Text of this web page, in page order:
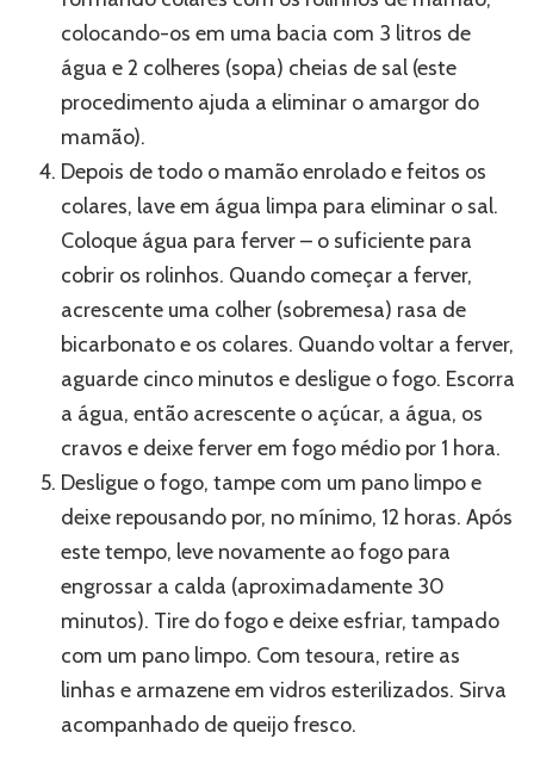
colocando-os em uma bacia com 3 litros de
água e 2 colheres (sopa) cheias de sal (este
procedimento ajuda a eliminar o amargor do
mamão).
Depois de todo o mamão enrolado e feitos os
colares, lave em água limpa para eliminar o sal.
Coloque água para ferver – o suficiente para
cobrir os rolinhos. Quando começar a ferver,
acrescente uma colher (sobremesa) rasa de
bicarbonato e os colares. Quando voltar a ferver,
aguarde cinco minutos e desligue o fogo. Escorra
a água, então acrescente o açúcar, a água, os
cravos e deixe ferver em fogo médio por 1 hora.
Desligue o fogo, tampe com um pano limpo e
deixe repousando por, no mínimo, 12 horas. Após
este tempo, leve novamente ao fogo para
engrossar a calda (aproximadamente 30
minutos). Tire do fogo e deixe esfriar, tampado
com um pano limpo. Com tesoura, retire as
linhas e armazene em vidros esterilizados. Sirva
acompanhado de queijo fresco.